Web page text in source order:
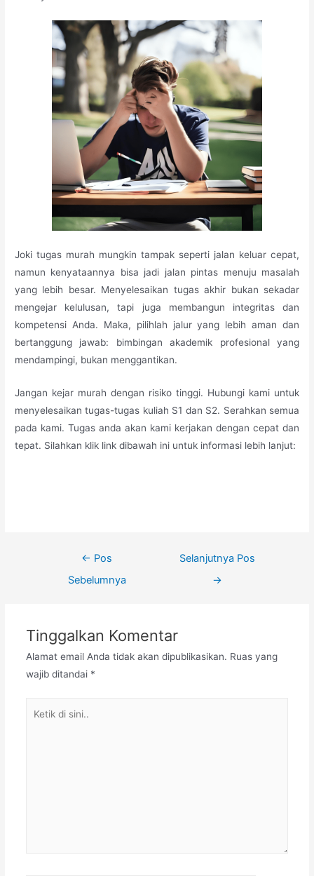
Joki tugas murah mungkin tampak seperti jalan keluar cepat,
namun kenyataannya bisa jadi jalan pintas menuju masalah
yang lebih besar. Menyelesaikan tugas akhir bukan sekadar
mengejar kelulusan, tapi juga membangun integritas dan
kompetensi Anda. Maka, pilihlah jalur yang lebih aman dan
bertanggung jawab: bimbingan akademik profesional yang
mendampingi, bukan menggantikan.
Jangan kejar murah dengan risiko tinggi. Hubungi kami untuk
menyelesaikan tugas-tugas kuliah S1 dan S2. Serahkan semua
pada kami. Tugas anda akan kami kerjakan dengan cepat dan
tepat. Silahkan klik link dibawah ini untuk informasi lebih lanjut:
← Pos
Sebelumnya
Selanjutnya Pos
→
Tinggalkan Komentar
Alamat email Anda tidak akan dipublikasikan. Ruas yang
wajib ditandai *